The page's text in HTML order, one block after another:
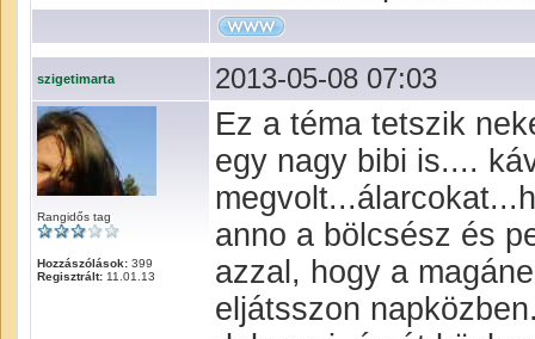
szigetimarta 2013-05-08 07:03
Rangidős tag
Hozzászólások: 399
Regisztrált: 11.01.13
Ez a téma tetszik
egy nagy bibi is....
anno a bölcsész és
azzal, hogy a
eljátsszon